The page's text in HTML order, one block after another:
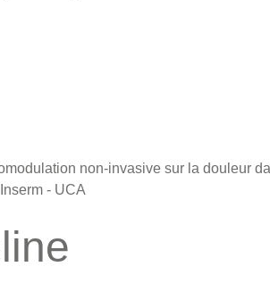
non-invasive sur la douleur
- UCA